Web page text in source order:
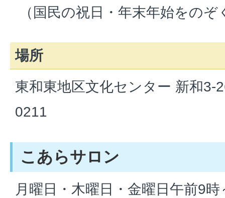
（国民の祝日・年末年始をのぞ
場所
東和東地区文化センター 新和3-
0211
こあらサロン
月曜日・木曜日・金曜日午前9